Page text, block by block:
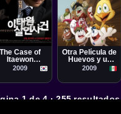
Película
Hong Ki-seon
The Case of
Itaewon
Homicide
2009
Película
Rodolfo Riva
Palacio Alatriste,
Gabriel Riva
Palacio Alatriste
Otra Película de
Huevos y un
Pollo
2009
1 de 4 · 255 resultados